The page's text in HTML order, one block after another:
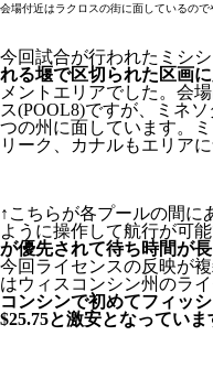
会場付近はラクロスの街に面しているの
今回試合が行われたミシ
れる堰で区切られた区画
メントエリアでした。会
ス(POOL8)ですが、ミネ
つの州に面しています。
リーク、カナルもエリアに
↑こちらが各プールの間に
ように操作して航行が可
が優先されて待ち時間が
今回ライセンスの反映が
はウィスコンシン州のラ
コンシンで初めてフィッ
$25.75と激安となっていま